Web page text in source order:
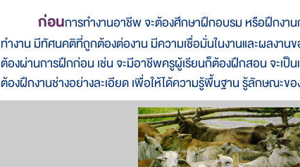
ก่อนการทำงานอาชีพ จะต้องศึกษาฝึกอบรม หรือฝึกงา
ทำงาน มีทัศนคติที่ถูกต้องต่องาน มีความเชื่อมั่นในงานและผลงาน
ต้องผ่านการฝึกก่อน เช่น จะมีอาชีพครูผู้เรียนก็ต้องฝึกสอน จะเ
ต้องฝึกงานช่างอย่างละเอียด เพื่อให้ได้ความรู้พื้นฐาน รู้ลักษณะขอ